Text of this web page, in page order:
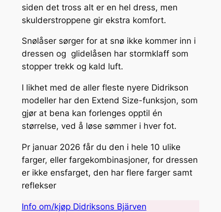
siden det tross alt er en hel dress, men
skulderstroppene gir ekstra komfort.
Snølåser sørger for at snø ikke kommer inn i
dressen og glidelåsen har stormklaff som
stopper trekk og kald luft.
I likhet med de aller fleste nyere Didrikson
modeller har den Extend Size-funksjon, som
gjør at bena kan forlenges opptil én
størrelse, ved å løse sømmer i hver fot.
Pr januar 2026 får du den i hele 10 ulike
farger, eller fargekombinasjoner, for dressen
er ikke ensfarget, den har flere farger samt
reflekser
Info om/kjøp Didriksons Bjärven